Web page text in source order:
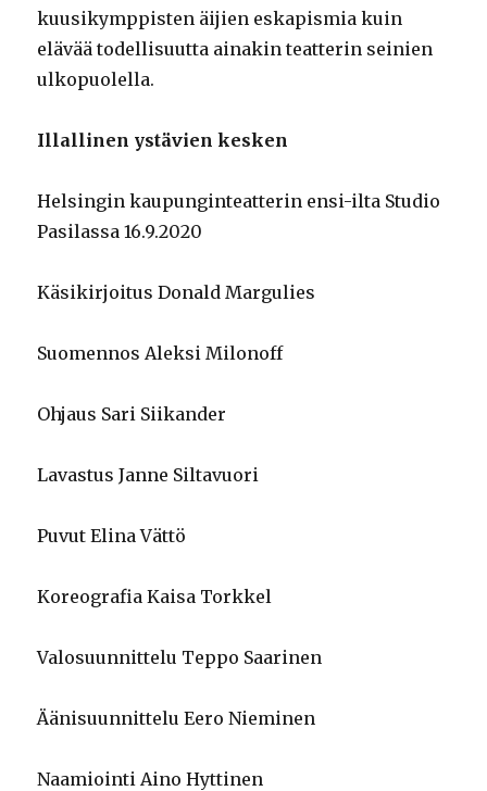
kuusikymppisten äijien eskapismia kuin
elävää todellisuutta ainakin teatterin seinien
ulkopuolella.
Illallinen ystävien kesken
Helsingin kaupunginteatterin ensi-ilta Studio
Pasilassa 16.9.2020
Käsikirjoitus Donald Margulies
Suomennos Aleksi Milonoff
Ohjaus Sari Siikander
Lavastus Janne Siltavuori
Puvut Elina Vättö
Koreografia Kaisa Torkkel
Valosuunnittelu Teppo Saarinen
Äänisuunnittelu Eero Nieminen
Naamiointi Aino Hyttinen